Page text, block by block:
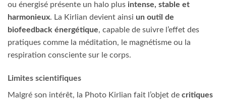
ou énergisé présente un halo plus intense, stable et
harmonieux. La Kirlian devient ainsi un outil de
biofeedback énergétique, capable de suivre l’effet des
pratiques comme la méditation, le magnétisme ou la
respiration consciente sur le corps.
Limites scientifiques
Malgré son intérêt, la Photo Kirlian fait l’objet de critiques